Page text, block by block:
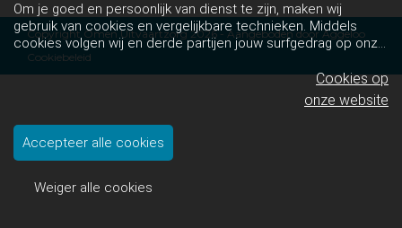
Copyright Omen Uitvaartzorg 2026 - Aangeboden doorAggeloo
Cookiebeleid
Om je goed en persoonlijk van dienst te zijn, maken wij
gebruik van cookies en vergelijkbare technieken. Middels
cookies volgen wij en derde partijen jouw surfgedrag op onze
website. Hiermee tonen wij gepersonaliseerde advertenties
en dit maakt het voor jou mogelijk om informatie te delen via
Cookies op
onze website
Accepteer alle cookies
Weiger alle cookies